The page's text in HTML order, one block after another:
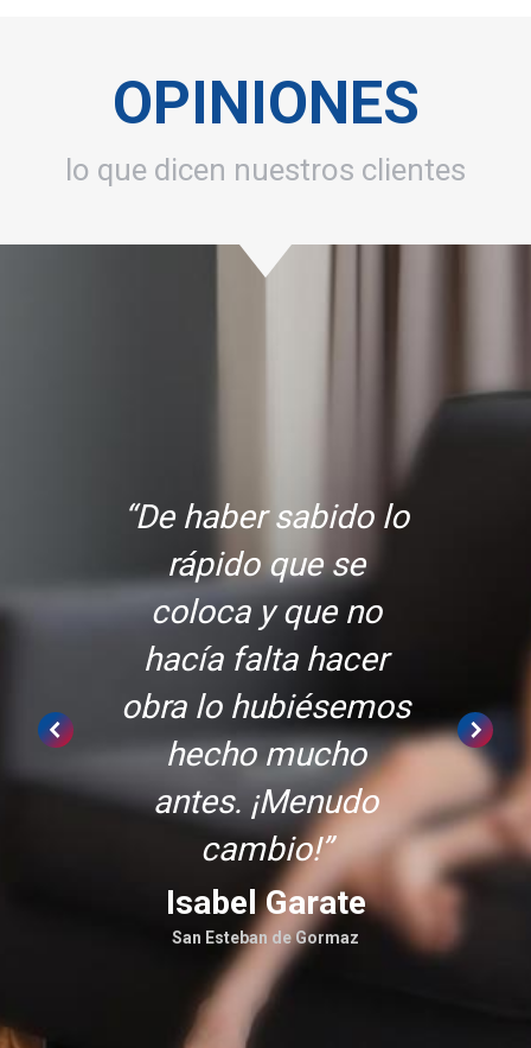
OPINIONES
lo que dicen nuestros clientes
Isabel Garate
San Esteban de Gormaz
“De haber sabido lo
rápido que se
coloca y que no
hacía falta hacer
obra lo hubiésemos
hecho mucho
antes. ¡Menudo
cambio!”